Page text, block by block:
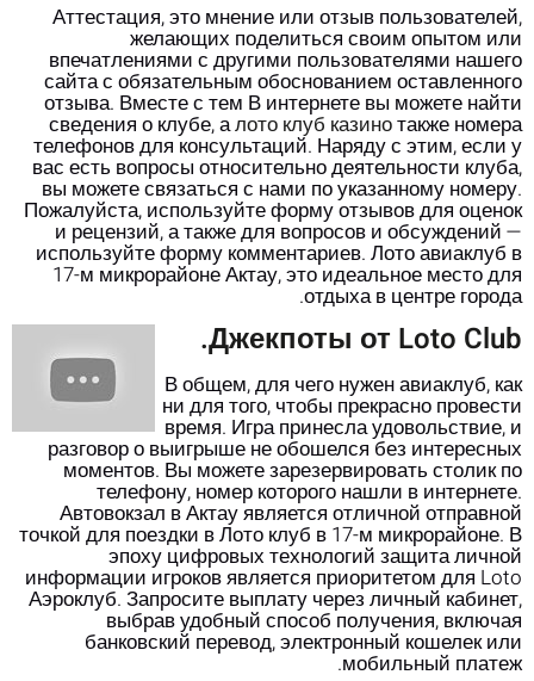
Аттестация, это мнение или отзыв пользователей,
желающих поделиться своим опытом или
впечатлениями с другими пользователями нашего
сайта с обязательным обоснованием оставленного
отзыва. Вместе с тем В интернете вы можете найти
сведения о клубе, алото клуб казинотакже номера
телефонов для консультаций. Наряду с этим, если у
вас есть вопросы относительно деятельности клуба,
вы можете связаться с нами по указанному номеру.
Пожалуйста, используйте форму отзывов для оценок
и рецензий, а также для вопросов и обсуждений —
используйте форму комментариев. Лото авиаклуб в
17-м микрорайоне Актау, это идеальное место для
отдыха в центре города.
Джекпоты от Loto Club.
В общем, для чего нужен авиаклуб, как
ни для того, чтобы прекрасно провести
время. Игра принесла удовольствие, и
разговор о выигрыше не обошелся без интересных
моментов. Вы можете зарезервировать столик по
телефону, номер которого нашли в интернете.
Автовокзал в Актау является отличной отправной
точкой для поездки в Лото клуб в 17-м микрорайоне. В
эпоху цифровых технологий защита личной
информации игроков является приоритетом для Loto
Аэроклуб. Запросите выплату через личный кабинет,
выбрав удобный способ получения, включая
банковский перевод, электронный кошелек или
мобильный платеж.